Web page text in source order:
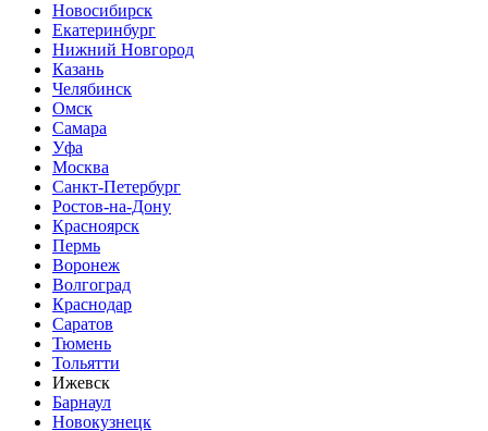
Новосибирск
Екатеринбург
Нижний Новгород
Казань
Челябинск
Омск
Самара
Уфа
Москва
Санкт-Петербург
Ростов-на-Дону
Красноярск
Пермь
Воронеж
Волгоград
Краснодар
Саратов
Тюмень
Тольятти
Ижевск
Барнаул
Новокузнецк